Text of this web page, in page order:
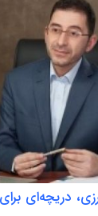
دریچه‌ای